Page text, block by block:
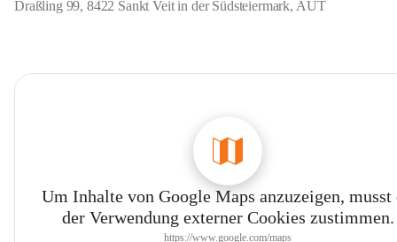
Draßling 99, 8422 Sankt Veit in der Südsteiermark, AUT
Um Inhalte von Google Maps anzuzeigen, musst
der Verwendung externer Cookies zustimmen.
https://www.google.com/maps